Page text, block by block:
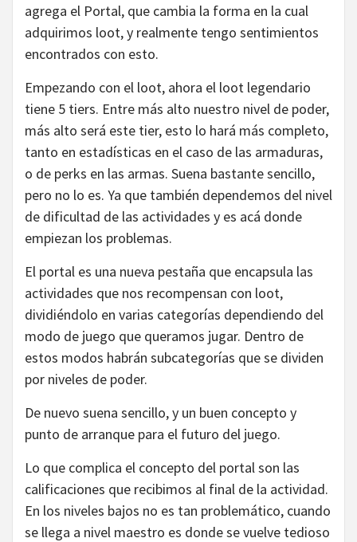
agrega el Portal, que cambia la forma en la cual
adquirimos loot, y realmente tengo sentimientos
encontrados con esto.
Empezando con el loot, ahora el loot legendario
tiene 5 tiers. Entre más alto nuestro nivel de poder,
más alto será este tier, esto lo hará más completo,
tanto en estadísticas en el caso de las armaduras,
o de perks en las armas. Suena bastante sencillo,
pero no lo es. Ya que también dependemos del nivel
de dificultad de las actividades y es acá donde
empiezan los problemas.
El portal es una nueva pestaña que encapsula las
actividades que nos recompensan con loot,
dividiéndolo en varias categorías dependiendo del
modo de juego que queramos jugar. Dentro de
estos modos habrán subcategorías que se dividen
por niveles de poder.
De nuevo suena sencillo, y un buen concepto y
punto de arranque para el futuro del juego.
Lo que complica el concepto del portal son las
calificaciones que recibimos al final de la actividad.
En los niveles bajos no es tan problemático, cuando
se llega a nivel maestro es donde se vuelve tedioso